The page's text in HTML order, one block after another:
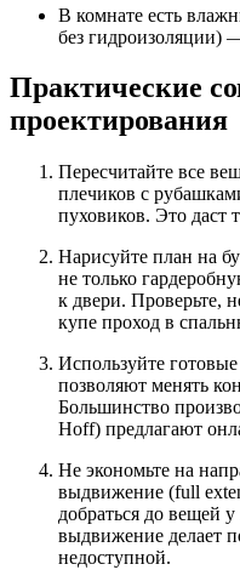
В комнате есть
без гидроизоляции)
Практические
проектирования
Пересчитайте все
плечиков с
пуховиков. Это даст
Нарисуйте план на
не только
к двери. Проверьте,
купе проход в
Используйте
позволяют менять
Большинство
Hoff) предлагают
Не экономьте на
выдвижение (full
добраться до вещей
выдвижение делает
недоступной.